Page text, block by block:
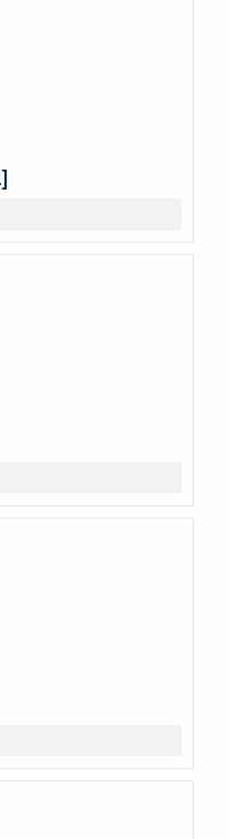
十五回
）]
巻坿宣和遺事一巻
卷